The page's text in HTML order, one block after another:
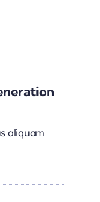
aliquam